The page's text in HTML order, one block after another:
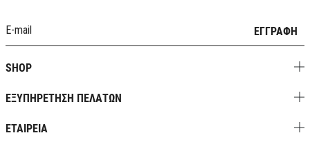
ΕΓΓΡΑΦΗ
SHOP
ΕΞΥΠΗΡΕΤΗΣΗ ΠΕΛΑΤΩΝ
ΕΤΑΙΡΕΙΑ